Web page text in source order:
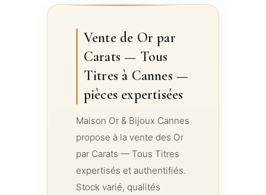
Vente de Or par
Carats — Tous
Titres à Cannes —
pièces expertisées
Maison Or & Bijoux Cannes
propose à la vente des Or
par Carats — Tous Titres
expertisés et authentifiés.
Stock varié, qualités